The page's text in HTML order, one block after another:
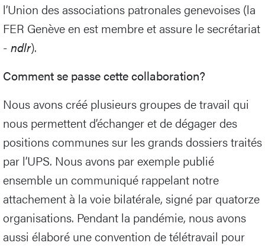
l’Union des associations patronales genevoises (la
FER Genève en est membre et assure le secrétariat
- ndlr).
Comment se passe cette collaboration?
Nous avons créé plusieurs groupes de travail qui
nous permettent d’échanger et de dégager des
positions communes sur les grands dossiers traités
par l’UPS. Nous avons par exemple publié
ensemble un communiqué rappelant notre
attachement à la voie bilatérale, signé par quatorze
organisations. Pendant la pandémie, nous avons
aussi élaboré une convention de télétravail pour